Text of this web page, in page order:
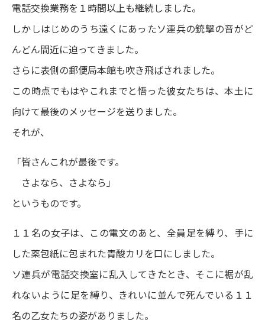
電話交換業務を１時間以上も継続しました。
しかしはじめのうち遠くにあったソ連兵の銃撃の音がど
んどん間近に迫ってきました。
さらに表側の郵便局本館も吹き飛ばされました。
この時点でもはやこれまでと悟った彼女たちは、本土に
向けて最後のメッセージを送りました。
それが、
「皆さんこれが最後です。
さよなら、さよなら」
というものです。
１１名の女子は、この電文のあと、全員足を縛り、手に
した薬包紙に包まれた青酸カリを口にしました。
ソ連兵が電話交換室に乱入してきたとき、そこに裾が乱
れないように足を縛り、きれいに並んで死んでいる１１
名の乙女たちの姿がありました。